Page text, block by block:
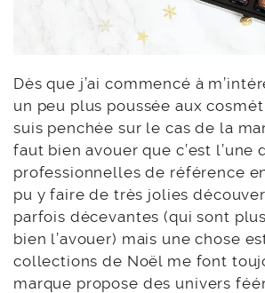
Dès que j’ai commencé à
un peu plus poussée aux
suis penchée sur le cas de la
faut bien avouer que c’est l’une
professionnelles de référence
pu y faire de très jolies
parfois décevantes (qui sont
bien l’avouer) mais une chose
collections de Noël me font
marque propose des univers